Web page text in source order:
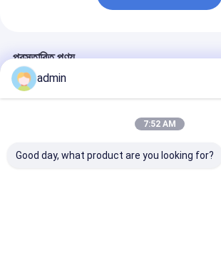
প্রস্তাবিত পণ্য
admin
7:52 AM
Good day, what product are you looking for?